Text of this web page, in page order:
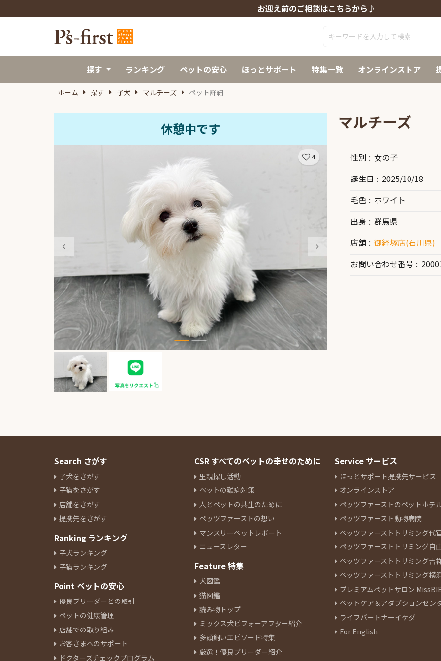
お迎え前のご相談はこちらから♪
探す ランキング ペットの安心 ほっとサポート 特集一覧 オンラインストア
ホーム 探す 子犬 マルチーズ ペット詳細
休憩中です
4
マルチーズ
性別
女の子
誕生日
2025/10/18
毛色
ホワイト
出身
群馬県
店舗
御経塚店(石川県)
お問い合わせ番号
Search さがす
子犬をさがす
子猫をさがす
店舗をさがす
提携先をさがす
Ranking ランキング
子犬ランキング
子猫ランキング
Point ペットの安心
優良ブリーダーとの取引
ペットの健康管理
店舗での取り組み
お客さまへのサポート
ドクターズチェックプログラム
CSR すべてのペットの幸せのために
里親探し活動
ペットの難病対策
人とペットの共生のために
ペッツファーストの想い
マンスリーペットレポート
ニュースレター
Feature 特集
犬図鑑
猫図鑑
読み物トップ
ミックス犬ビフォーアフター紹介
多頭飼いエピソード特集
厳選！優良ブリーダー紹介
Service サービス
ほっとサポート提携先サービス
オンラインストア
ペッツファーストのペットホテ
ペッツファースト動物病院
ペッツファーストトリミング代
ペッツファーストトリミング自
ペッツファーストトリミング吉
ペッツファーストトリミング横
プレミアムペットサロン
ペットケア＆アダプションセン
ライフパートナーイケダ
For English